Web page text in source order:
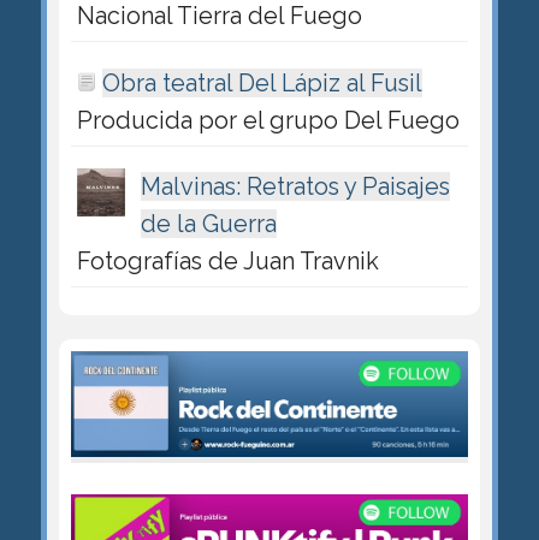
Nacional Tierra del Fuego
Obra teatral Del Lápiz al Fusil
Producida por el grupo Del Fuego
Malvinas: Retratos y Paisajes
de la Guerra
Fotografías de Juan Travnik